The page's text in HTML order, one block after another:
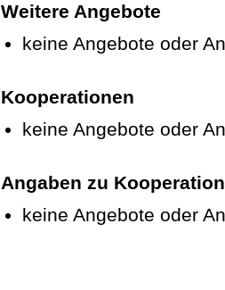
Weitere Angebote
keine Angebote oder
Kooperationen
keine Angebote oder
Angaben zu
keine Angebote oder